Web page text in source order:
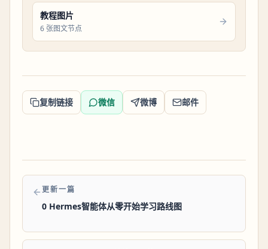
教程图片
6 张图文节点
复制链接 微信 微博 邮件
更新一篇
0 Hermes智能体从零开始学习路线图